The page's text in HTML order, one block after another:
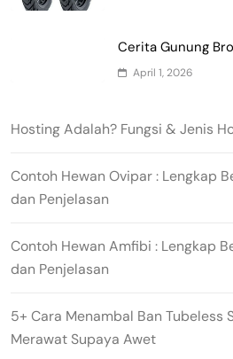
Cerita Gunung
April 1, 2026
Hosting Adalah? Fungsi & Jenis
Contoh Hewan Ovipar : Lengkap
dan Penjelasan
Contoh Hewan Amfibi : Lengkap
dan Penjelasan
5+ Cara Menambal Ban Tubeless
Merawat Supaya Awet